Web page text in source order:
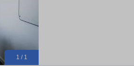
1 / 1